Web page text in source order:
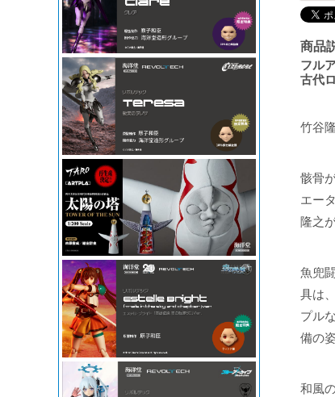
商品
フル
古代
竹谷
骸骨
エー
隆之
魚兜
具は
プル
備の
和風